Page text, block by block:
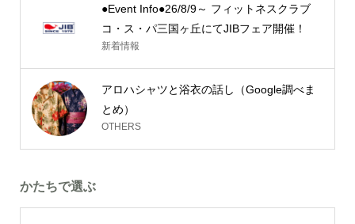
●Event Info●26/8/9～ フィットネスクラブ
コ・ス・パ三国ヶ丘にてJIBフェア開催！
新着情報
アロハシャツと浴衣の話し（Google調べま
とめ）
OTHERS
かたちで選ぶ